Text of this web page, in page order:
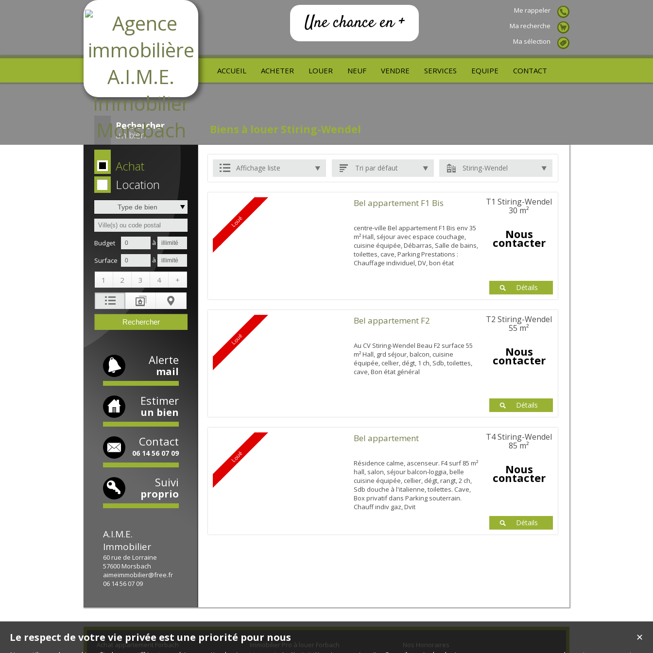
ACCUEIL ACHETER LOUER NEUF VENDRE SERVICES EQUIPE CONTACT
Me rappeler
Ma recherche
Ma sélection
Une chance en +
Rechercher
un bien
Biens à louer Stiring-Wendel
Achat
Location
Type de bien
Budget à
Surface à
1 2 3 4 +
Alerte
mail
Estimer
un bien
Contact
06 14 56 07 09
Suivi
proprio
A.I.M.E.
Immobilier
60 rue de Lorraine
57600 Morsbach
aimeimmobilier@free.fr
06 14 56 07 09
Affichage liste Tri par défaut Stiring-Wendel
Loué
Bel appartement F1 Bis
centre-ville Bel appartement F1 Bis env 35
m² Hall, séjour avec espace couchage,
cuisine équipée, Débarras, Salle de bains,
toilettes, cave, Parking Prestations :
Chauffage individuel, DV, bon état
T1 Stiring-Wendel
30 m²
Nous
contacter
Détails
Loué
Bel appartement F2
Au CV Stiring-Wendel Beau F2 surface 55
m² Hall, grd séjour, balcon, cuisine
équipée, cellier, dégt, 1 ch, Sdb, toilettes,
cave, Bon état général
T2 Stiring-Wendel
55 m²
Nous
contacter
Détails
Loué
Bel appartement
Résidence calme, ascenseur. F4 surf 85 m²
hall, salon, séjour balcon-loggia, belle
cuisine équipée, cellier, dégt, rangt, 2 ch,
Sdb douche à l'italienne, toilettes. Cave,
Box privatif dans Parking souterrain.
Chauff indiv gaz, Dvit
T4 Stiring-Wendel
85 m²
Nous
contacter
Détails
Achat appartement Forbach
Immobilier Pro à louer Forbach
Nos Honoraires
✕
Le respect de votre vie privée est une priorité pour nous